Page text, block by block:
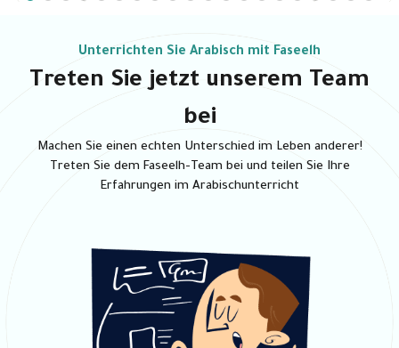
Unterrichten Sie Arabisch mit Faseelh
Treten Sie jetzt unserem Team
bei
Machen Sie einen echten Unterschied im Leben anderer!
Treten Sie dem Faseelh-Team bei und teilen Sie Ihre
Erfahrungen im Arabischunterricht